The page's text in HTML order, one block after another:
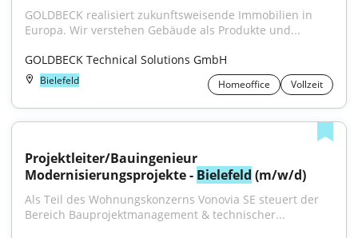
GOLDBECK realisiert zukunftsweisende Immobilien in
Europa. Wir verstehen Gebäude als Produkte und...
GOLDBECK Technical Solutions GmbH
Bielefeld Homeoffice Vollzeit
Projektleiter/Bauingenieur
Modernisierungsprojekte - Bielefeld (m/w/d)
Als Teil des Wohnungskonzerns Vonovia SE steuert der
Bereich Bauprojektmanagement & technischer...